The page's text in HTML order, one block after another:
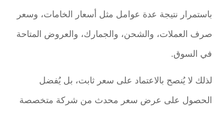
باستمرار نتيجة عدة عوامل مثل أسعار الخامات، وسعر
صرف العملات، والشحن، والجمارك، والعروض المتاحة
في السوق.
لذلك لا يُنصح بالاعتماد على سعر ثابت، بل يُفضل
الحصول على عرض سعر محدث من شركة متخصصة